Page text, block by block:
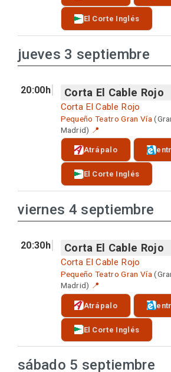
El Corte Inglés
jueves 3 septiembre
20:00h Corta El Cable Rojo
Corta El Cable Rojo
Pequeño Teatro Gran Vía
Madrid) 📍
Atrápalo
El Corte Inglés
viernes 4 septiembre
20:30h Corta El Cable Rojo
Corta El Cable Rojo
Pequeño Teatro Gran Vía
Madrid) 📍
Atrápalo
El Corte Inglés
sábado 5 septiembre